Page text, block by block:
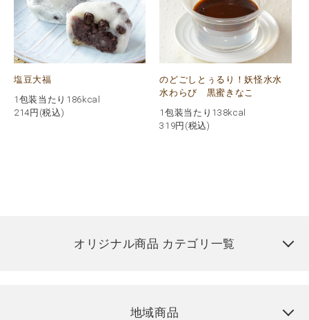
塩豆大福
1包装当たり186kcal
214円(税込)
のどごしとぅるり！妖怪水水
水わらび 黒蜜きなこ
1包装当たり138kcal
319円(税込)
オリジナル商品 カテゴリ一覧
地域商品